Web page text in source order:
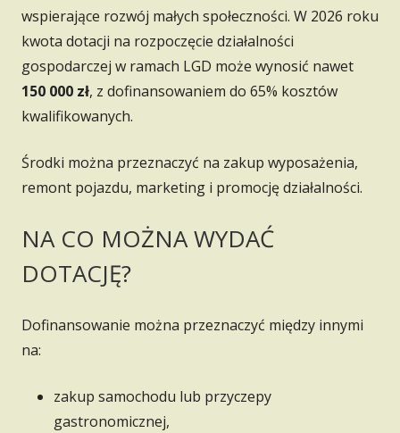
wspierające rozwój małych społeczności. W 2026 roku
kwota dotacji na rozpoczęcie działalności
gospodarczej w ramach LGD może wynosić nawet
150 000 zł, z dofinansowaniem do 65% kosztów
kwalifikowanych.
Środki można przeznaczyć na zakup wyposażenia,
remont pojazdu, marketing i promocję działalności.
NA CO MOŻNA WYDAĆ
DOTACJĘ?
Dofinansowanie można przeznaczyć między innymi
na:
zakup samochodu lub przyczepy
gastronomicznej,